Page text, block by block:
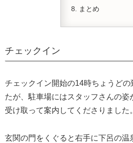
まとめ
チェックイン
チェックイン開始の14時ちょうど
たが、駐車場にはスタッフさんの姿
受け取って案内してくださりました。
玄関の門をくぐると右手に下呂の温